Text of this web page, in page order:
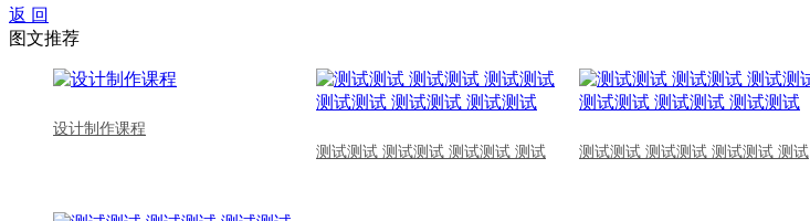
返 回
图文推荐
设计制作课程
测试测试 测试测试 测试测试 测试
测试测试 测试测试 测试测试 测试